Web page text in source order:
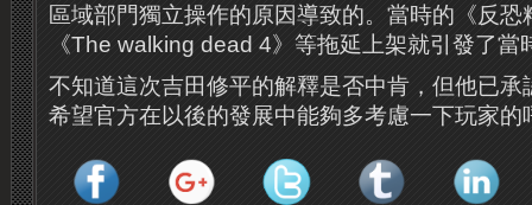
區域部門獨立操作的原因導致的。當時的《反
《The walking dead 4》等拖延上架就引發了當
不知道這次吉田修平的解釋是否中肯，但他已承
希望官方在以後的發展中能夠多考慮一下玩家的